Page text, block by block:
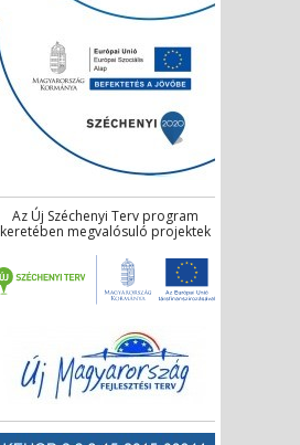
Az Új Széchenyi Terv program
keretében megvalósuló projektek